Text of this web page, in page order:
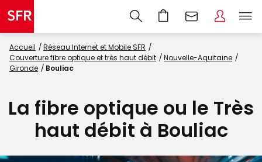
Accueil
Réseau Internet et Mobile SFR
Couverture fibre optique et très haut débit
Nouvelle-Aquitaine
Gironde
Bouliac
La fibre optique ou le Très
haut débit à Bouliac